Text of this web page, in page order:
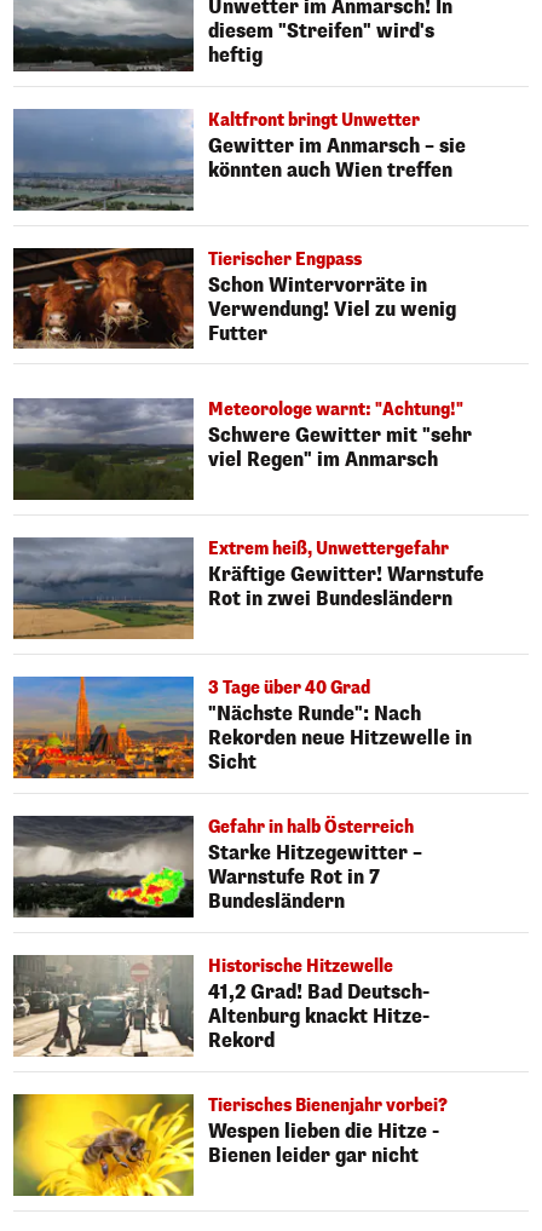
Unwetter im Anmarsch! In
diesem "Streifen" wird's
heftig
Kaltfront bringt Unwetter
Gewitter im Anmarsch – sie
könnten auch Wien treffen
Tierischer Engpass
Schon Wintervorräte in
Verwendung! Viel zu wenig
Futter
Meteorologe warnt: "Achtung!"
Schwere Gewitter mit "sehr
viel Regen" im Anmarsch
Extrem heiß, Unwettergefahr
Kräftige Gewitter! Warnstufe
Rot in zwei Bundesländern
3 Tage über 40 Grad
"Nächste Runde": Nach
Rekorden neue Hitzewelle in
Sicht
Gefahr in halb Österreich
Starke Hitzegewitter –
Warnstufe Rot in 7
Bundesländern
Historische Hitzewelle
41,2 Grad! Bad Deutsch-
Altenburg knackt Hitze-
Rekord
Tierisches Bienenjahr vorbei?
Wespen lieben die Hitze -
Bienen leider gar nicht